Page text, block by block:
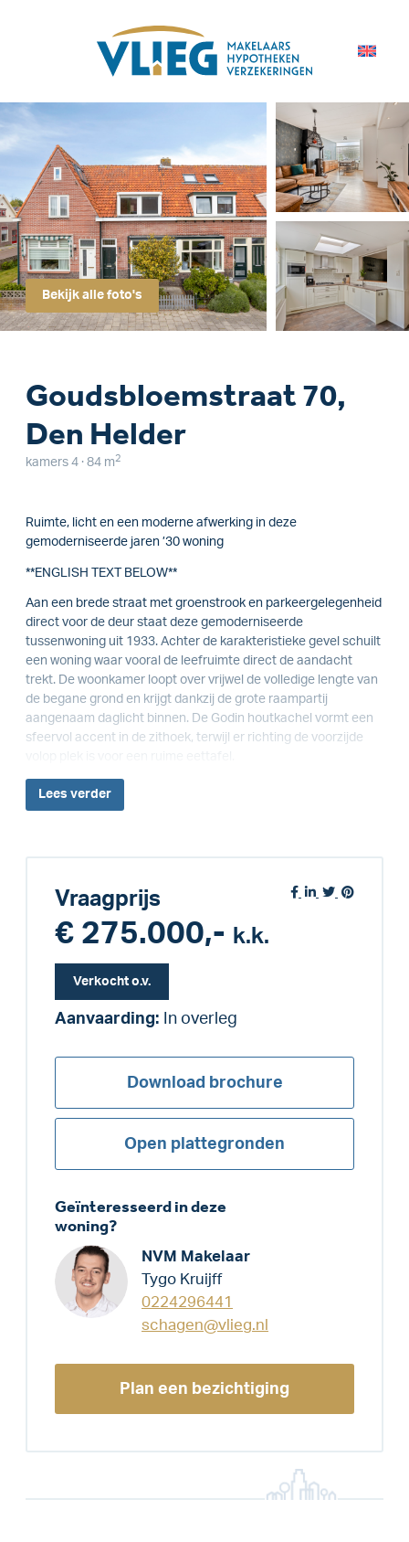
Bekijk alle foto's
Goudsbloemstraat 70,
Den Helder
kamers 4 · 84 m 2
Ruimte, licht en een moderne afwerking in deze
gemoderniseerde jaren ’30 woning
**ENGLISH TEXT BELOW**
Aan een brede straat met groenstrook en parkeergelegenheid
direct voor de deur staat deze gemoderniseerde
tussenwoning uit 1933. Achter de karakteristieke gevel schuilt
een woning waar vooral de leefruimte direct de aandacht
trekt. De woonkamer loopt over vrijwel de volledige lengte van
de begane grond en krijgt dankzij de grote raampartij
aangenaam daglicht binnen. De Godin houtkachel vormt een
sfeervol accent in de zithoek, terwijl er richting de voorzijde
Lees verder
Vraagprijs
€ 275.000,- k.k.
Verkocht o.v.
Aanvaarding: In overleg
Download brochure
Open plattegronden
Geïnteresseerd in deze
woning?
NVM Makelaar
Tygo Kruijff
0224296441
schagen@vlieg.nl
Plan een bezichtiging